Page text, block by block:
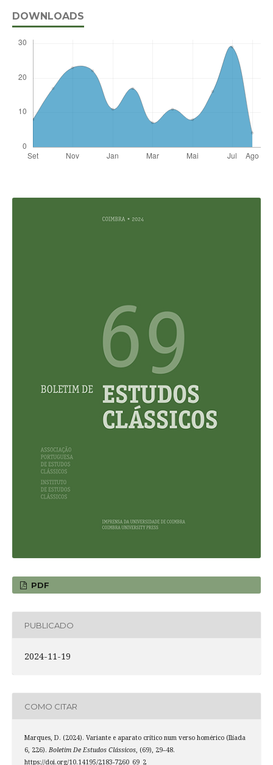
DOWNLOADS
PDF
PUBLICADO
2024-11-19
COMO CITAR
Marques, D. (2024). Variante e aparato crítico num verso homérico (Ilíada
6, 226). Boletim De Estudos Clássicos, (69), 29–48.
https://doi.org/10.14195/2183-7260_69_2